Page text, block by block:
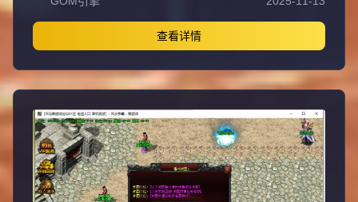
点），1元=100000元宝+100荣誉+1000龍币+1充值点，无
合成所有装备全靠打，装备材料全爆让时间更值钱，新服合
区后攻城晚上统一拿沙奖励千元RMB，万元封挂网关严惩
外挂，六年老品牌长期良心服，老板玩家都能激情玩！
查看详情